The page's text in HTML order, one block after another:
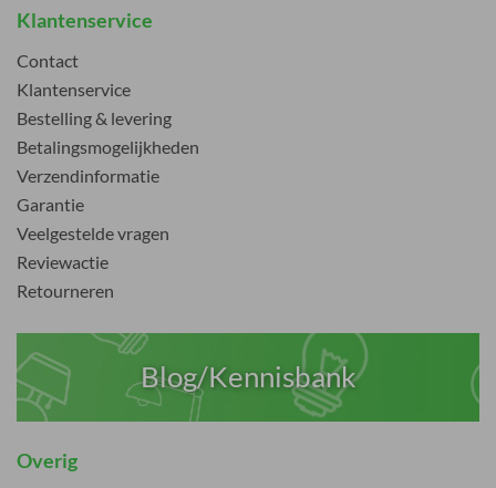
Klantenservice
Contact
Klantenservice
Bestelling & levering
Betalingsmogelijkheden
Verzendinformatie
Garantie
Veelgestelde vragen
Reviewactie
Retourneren
Blog/Kennisbank
Overig